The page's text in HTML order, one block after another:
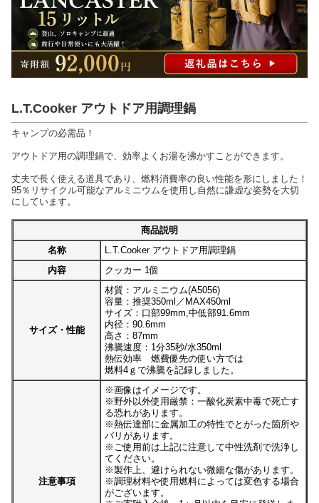
L.T.Cooker アウトドア用調理鍋
キャンプの必需品！
アウトドア用の調理鍋で、効率よくお湯を沸かすことができます。
丈夫で長く使える道具であり、燃料消費率の良い性能を形にしました！
95％リサイクル可能なアルミニウムを使用し自然に謙虚な姿勢を大切
にしています。
商品説明
名称
L.T.Cooker アウトドア用調理鍋
内容
クッカー 1個
サイズ・性能
材質：アルミニウム(A5056)
容量：推奨350ml／MAX450ml
サイズ：口部99mm,中低部91.6mm
内径：90.6mm
高さ：87mm
沸騰速度：1分35秒/水350ml
熱伝効率 燃費優先の使い方では
燃料4ｇで沸騰を記録しました。
注意事項
※画像はイメージです。
※野外以外使用厳禁：一酸化炭素中毒で死亡す
る恐れがあります。
※熱伝達部に金属加工の特性でとがった箇所や
バリがあります。
※ご使用前は上記に注意して中性洗剤で洗浄し
てください。
※製作上、避けられない微細な傷があります。
※調理材料や使用燃料によっては変色する場合
がございます。